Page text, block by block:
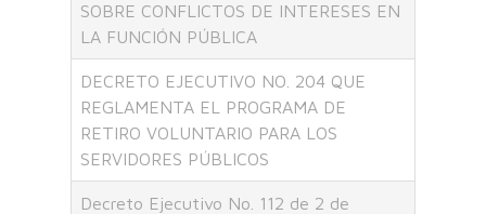
SOBRE CONFLICTOS DE INTERESES EN
LA FUNCIÓN PÚBLICA
DECRETO EJECUTIVO NO. 204 QUE
REGLAMENTA EL PROGRAMA DE
RETIRO VOLUNTARIO PARA LOS
SERVIDORES PÚBLICOS
Decreto Ejecutivo No. 112 de 2 de